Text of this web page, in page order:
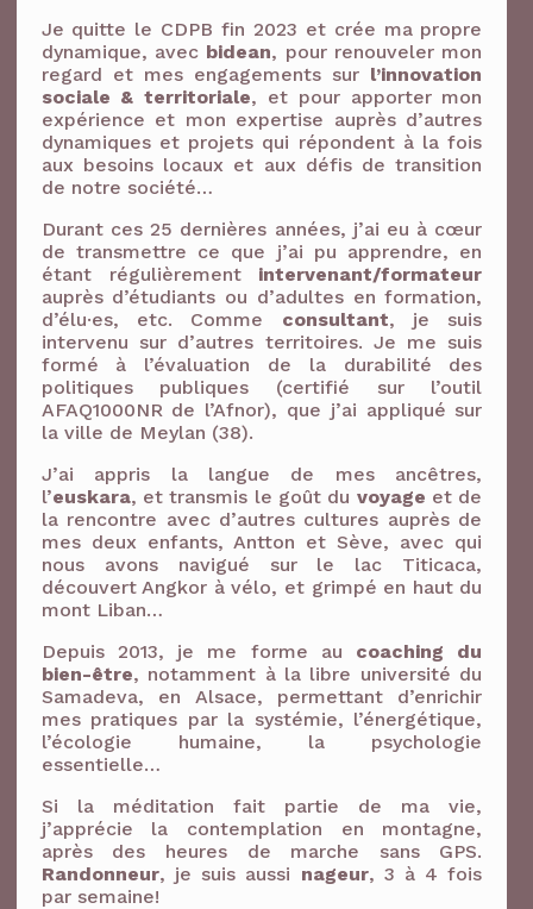
Je quitte le CDPB fin 2023 et crée ma propre
dynamique, avec bidean, pour renouveler mon
regard et mes engagements sur l’innovation
sociale & territoriale, et pour apporter mon
expérience et mon expertise auprès d’autres
dynamiques et projets qui répondent à la fois
aux besoins locaux et aux défis de transition
de notre société…
Durant ces 25 dernières années, j’ai eu à cœur
de transmettre ce que j’ai pu apprendre, en
étant régulièrement intervenant/formateur
auprès d’étudiants ou d’adultes en formation,
d’élu·es, etc. Comme consultant, je suis
intervenu sur d’autres territoires. Je me suis
formé à l’évaluation de la durabilité des
politiques publiques (certifié sur l’outil
AFAQ1000NR de l’Afnor), que j’ai appliqué sur
la ville de Meylan (38).
J’ai appris la langue de mes ancêtres,
l’euskara, et transmis le goût du voyage et de
la rencontre avec d’autres cultures auprès de
mes deux enfants, Antton et Sève, avec qui
nous avons navigué sur le lac Titicaca,
découvert Angkor à vélo, et grimpé en haut du
mont Liban…
Depuis 2013, je me forme au coaching du
bien-être, notamment à la libre université du
Samadeva, en Alsace, permettant d’enrichir
mes pratiques par la systémie, l’énergétique,
l’écologie humaine, la psychologie
essentielle…
Si la méditation fait partie de ma vie,
j’apprécie la contemplation en montagne,
après des heures de marche sans GPS.
Randonneur, je suis aussi nageur, 3 à 4 fois
par semaine!